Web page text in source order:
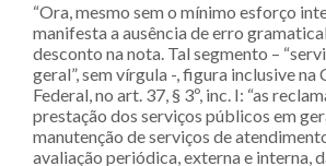
“Ora, mesmo sem o mínimo esforço
manifesta a ausência de erro
desconto na nota. Tal segmento –
geral”, sem vírgula -, figura inclusive na
Federal, no art. 37, § 3º, inc. I: “as
prestação dos serviços públicos em
manutenção de serviços de
avaliação periódica, externa e interna,